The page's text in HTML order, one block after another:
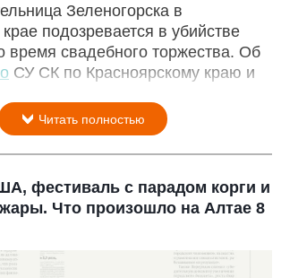
Зеленогорска в
подозревается в убийстве
время свадебного торжества. Об
СУ СК по Красноярскому краю и
Читать полностью
фестиваль с парадом корги и
Что произошло на Алтае 8